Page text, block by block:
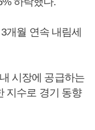
개월 연속 내림세
시장에 공급하는
지수로 경기 동향